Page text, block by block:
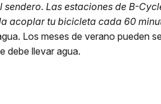
Las estaciones de B-
acoplar tu bicicleta cada 60
Los meses de verano pueden
debe llevar agua.